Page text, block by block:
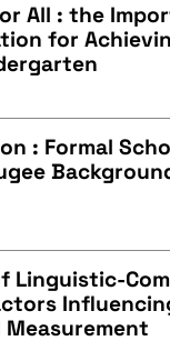
All : the
for
: Formal
Linguistic-
Measurement